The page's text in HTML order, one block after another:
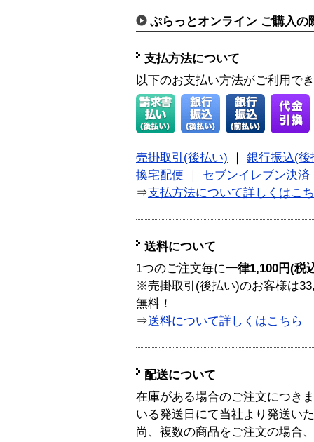
ぷらっとオンライン ご購入の
支払方法について
以下のお支払い方法がご利用で
売掛取引(後払い)
銀行振込(後
換宅配便
セブンイレブン決済
⇒支払方法について詳しくはこ
送料について
1つのご注文毎に一律1,100円(税
※売掛取引(後払い)のお客様は
無料！
⇒送料について詳しくはこちら
配送について
在庫がある場合のご注文につき
いる発送日にて当社より発送い
尚、複数の商品をご注文の場合